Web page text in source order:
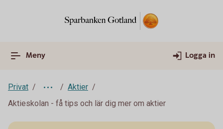
Meny Logga in
Privat
Aktier
Aktieskolan - få tips och lär dig mer om aktier